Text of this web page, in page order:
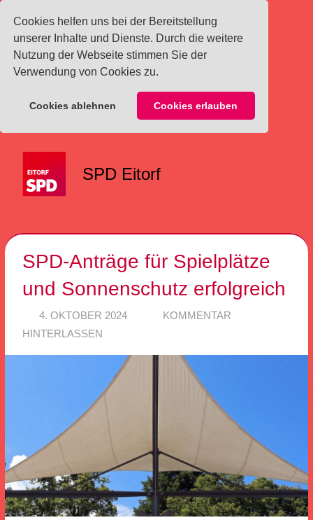
Cookies helfen uns bei der Bereitstellung
unserer Inhalte und Dienste. Durch die weitere
Nutzung der Webseite stimmen Sie der
Verwendung von Cookies zu.
Cookies ablehnen Cookies erlauben
springen
SPD Eitorf
SPD-Anträge für Spielplätze
und Sonnenschutz erfolgreich
4. OKTOBER 2024 SPD EITORF
KOMMENTAR
HINTERLASSEN